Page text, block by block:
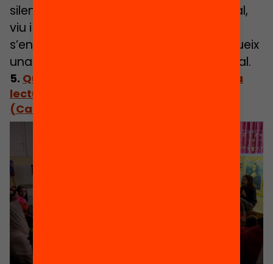
silenciós i marginal, sinó un espai central,
viu i acollidor on es teixeixen relacions,
s’enforteix la responsabilitat i es construeix
una comunitat lectora intergeneracional.
5. Quan els més petits s’encomanen a la
lectura gràcies als “herois” de 5è i 6è
(Castropol)